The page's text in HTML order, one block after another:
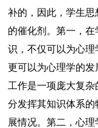
补的，因此，学生
的催化剂。第一，
识，不仅可以为心理
更可以为心理学的
工作是一项庞大复
分发挥其知识体系
展情况。第二，心